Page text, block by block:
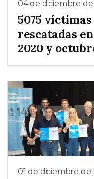
04 de diciembre
5075
rescatadas
2020 y
01 de diciembre de